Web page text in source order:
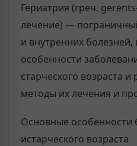
Гериатрия (греч.
лечение) —
и внутренних
особенности
старческого возраста
методы их лечения и
Основные особенности
истарческого возраста